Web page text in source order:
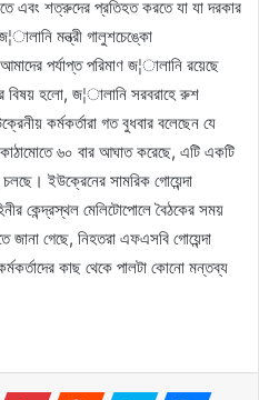
এবং শত্রুদের প্রতিহত করতে যা যা দরকার
মন্ত্রী গালুশচেঙ্কো
পর্যাপ্ত পরিমাণ জ¦ালানি রয়েছে
বিষয় হলো, জ¦ালানি সরবরাহে রুশ
কর্মকর্তারা গত বুধবার বলেছেন যে
৬০ বার আঘাত করেছে, এটি একটি
ইউক্রেনের সামরিক গোয়েন্দা
কেন্দ্রস্থল মেলিটোপোলে বৈঠকের সময়
গেছে, নিহতরা এফএসবি গোয়েন্দা
কাছ থেকে পালটা কোনো মন্তব্য